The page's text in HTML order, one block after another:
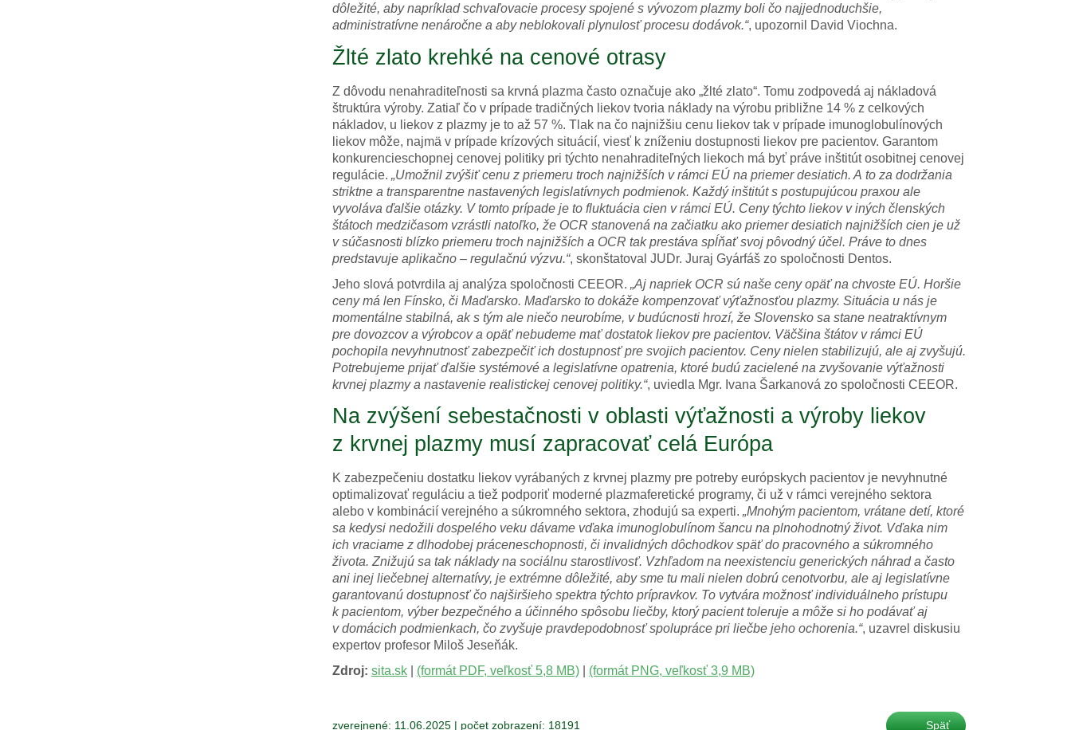
dôležité, aby napríklad schvaľovacie procesy spojené s vývozom plazmy boli čo najjednoduchšie,
administratívne nenáročne a aby neblokovali plynulosť procesu dodávok.“, upozornil David Viochna.
Žlté zlato krehké na cenové otrasy
Z dôvodu nenahraditeľnosti sa krvná plazma často označuje ako „žlté zlato“. Tomu zodpovedá aj nákladová
štruktúra výroby. Zatiaľ čo v prípade tradičných liekov tvoria náklady na výrobu približne 14 % z celkových
nákladov, u liekov z plazmy je to až 57 %. Tlak na čo najnižšiu cenu liekov tak v prípade imunoglobulínových
liekov môže, najmä v prípade krízových situácií, viesť k zníženiu dostupnosti liekov pre pacientov. Garantom
konkurencieschopnej cenovej politiky pri týchto nenahraditeľných liekoch má byť práve inštitút osobitnej cenovej
regulácie. „Umožnil zvýšiť cenu z priemeru troch najnižších v rámci EÚ na priemer desiatich. A to za dodržania
striktne a transparentne nastavených legislatívnych podmienok. Každý inštitút s postupujúcou praxou ale
vyvoláva ďalšie otázky. V tomto prípade je to fluktuácia cien v rámci EÚ. Ceny týchto liekov v iných členských
štátoch medzičasom vzrástli natoľko, že OCR stanovená na začiatku ako priemer desiatich najnižších cien je už
v súčasnosti blízko priemeru troch najnižších a OCR tak prestáva spĺňať svoj pôvodný účel. Práve to dnes
predstavuje aplikačno – regulačnú výzvu.“, skonštatoval JUDr. Juraj Gyárfáš zo spoločnosti Dentos.
Jeho slová potvrdila aj analýza spoločnosti CEEOR. „Aj napriek OCR sú naše ceny opäť na chvoste EÚ. Horšie
ceny má len Fínsko, či Maďarsko. Maďarsko to dokáže kompenzovať výťažnosťou plazmy. Situácia u nás je
momentálne stabilná, ak s tým ale niečo neurobíme, v budúcnosti hrozí, že Slovensko sa stane neatraktívnym
pre dovozcov a výrobcov a opäť nebudeme mať dostatok liekov pre pacientov. Väčšina štátov v rámci EÚ
pochopila nevyhnutnosť zabezpečiť ich dostupnosť pre svojich pacientov. Ceny nielen stabilizujú, ale aj zvyšujú.
Potrebujeme prijať ďalšie systémové a legislatívne opatrenia, ktoré budú zacielené na zvyšovanie výťažnosti
krvnej plazmy a nastavenie realistickej cenovej politiky.“, uviedla Mgr. Ivana Šarkanová zo spoločnosti CEEOR.
Na zvýšení sebestačnosti v oblasti výťažnosti a výroby liekov
z krvnej plazmy musí zapracovať celá Európa
K zabezpečeniu dostatku liekov vyrábaných z krvnej plazmy pre potreby európskych pacientov je nevyhnutné
optimalizovať reguláciu a tiež podporiť moderné plazmaferetické programy, či už v rámci verejného sektora
alebo v kombinácií verejného a súkromného sektora, zhodujú sa experti. „Mnohým pacientom, vrátane detí, ktoré
sa kedysi nedožili dospelého veku dávame vďaka imunoglobulínom šancu na plnohodnotný život. Vďaka nim
ich vraciame z dlhodobej práceneschopnosti, či invalidných dôchodkov späť do pracovného a súkromného
života. Znižujú sa tak náklady na sociálnu starostlivosť. Vzhľadom na neexistenciu generických náhrad a často
ani inej liečebnej alternatívy, je extrémne dôležité, aby sme tu mali nielen dobrú cenotvorbu, ale aj legislatívne
garantovanú dostupnosť čo najširšieho spektra týchto prípravkov. To vytvára možnosť individuálneho prístupu
k pacientom, výber bezpečného a účinného spôsobu liečby, ktorý pacient toleruje a môže si ho podávať aj
v domácich podmienkach, čo zvyšuje pravdepodobnosť spolupráce pri liečbe jeho ochorenia.“, uzavrel diskusiu
expertov profesor Miloš Jeseňák.
Zdroj: sita.sk (formát PDF, veľkosť 5,8 MB) (formát PNG, veľkosť 3,9 MB)
Späť
zverejnené: 11.06.2025 | počet zobrazení: 18191